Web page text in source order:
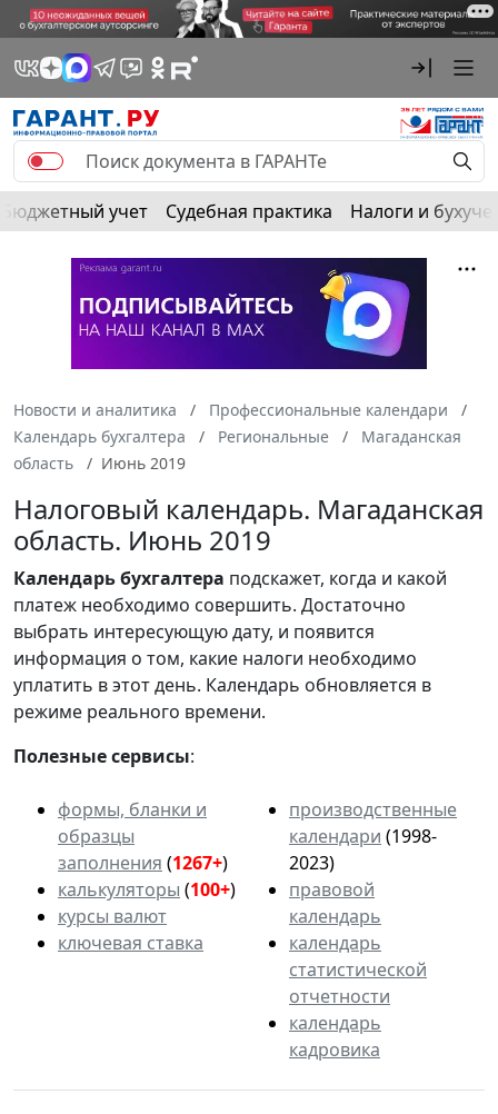
Бюджетный учет Судебная практика Налоги и
Новости и аналитика
Профессиональные календари
Календарь бухгалтера
Региональные
Магаданская
область
Июнь 2019
Налоговый календарь. Магаданская
область. Июнь 2019
Календарьбухгалтера подскажет, когда и какой
платеж необходимо совершить. Достаточно
выбрать интересующую дату, и появится
информация о том, какие налоги необходимо
уплатить в этот день. Календарь обновляется в
режиме реального времени.
Полезные сервисы:
формы, бланки и
образцы
заполнения (1267+)
калькуляторы (100+)
курсы валют
ключевая ставка
производственные
календари (1998-
2023)
правовой
календарь
календарь
статистической
отчетности
календарь
кадровика